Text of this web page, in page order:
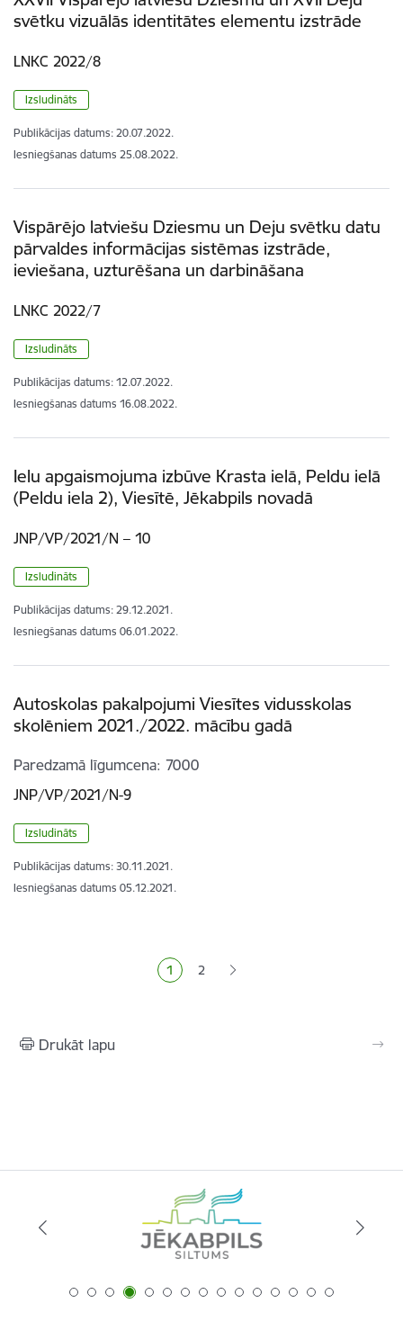
svētku vizuālās identitātes elementu izstrāde
LNKC 2022/8
Izsludināts
Publikācijas datums: 20.07.2022.
Iesniegšanas datums 25.08.2022.
Vispārējo latviešu Dziesmu un Deju svētku datu
pārvaldes informācijas sistēmas izstrāde,
ieviešana, uzturēšana un darbināšana
LNKC 2022/7
Izsludināts
Publikācijas datums: 12.07.2022.
Iesniegšanas datums 16.08.2022.
Ielu apgaismojuma izbūve Krasta ielā, Peldu ielā
(Peldu iela 2), Viesītē, Jēkabpils novadā
JNP/VP/2021/N – 10
Izsludināts
Publikācijas datums: 29.12.2021.
Iesniegšanas datums 06.01.2022.
Autoskolas pakalpojumi Viesītes vidusskolas
skolēniem 2021./2022. mācību gadā
Paredzamā līgumcena 7000
JNP/VP/2021/N-9
Izsludināts
Publikācijas datums: 30.11.2021.
Iesniegšanas datums 05.12.2021.
Pašreizējā lapa
1 Lapa
2
Drukāt lapu